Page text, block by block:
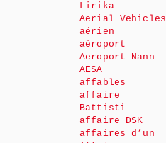
Lirika
Aerial Vehicles
aérien
aéroport
Aeroport Nann
AESA
affables
affaire
Battisti
affaire DSK
affaires d’un